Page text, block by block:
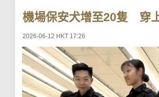
機場保安犬增至20隻 穿
2026-06-12 HKT 17:26